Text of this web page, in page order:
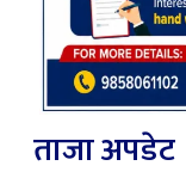
ताजा अपडेट